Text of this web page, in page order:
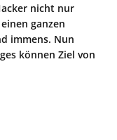
nicht nur
ganzen
immens. Nun
können Ziel von